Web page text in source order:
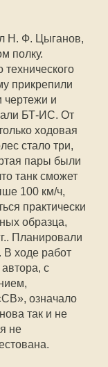
Н. Ф. Цыганов,
полку.
прикрепили
чертежи и
БТ-ИС. От
ходовая
стало три,
пары были
танк сможет
100 км/ч,
практически
образца,
Планировали
В ходе работ
с
означало
так и не
не